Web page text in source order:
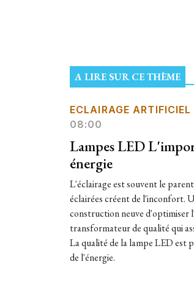
A LIRE SUR CE THÈME
ECLAIRAGE ARTIFICIEL
08:00
Lampes LED
énergie
L'éclairage est souvent le
éclairées créent de l'inconfort.
construction neuve d'optimiser
transformateur de qualité qui
La qualité de la lampe LED est
de l'énergie.